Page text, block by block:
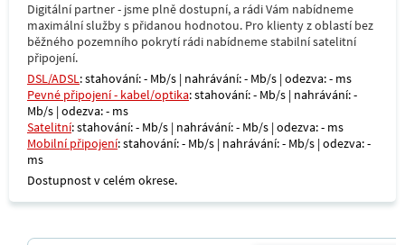
Digitální partner - jsme plně dostupní, a rádi Vám nabídneme
maximální služby s přidanou hodnotou. Pro klienty z oblastí bez
běžného pozemního pokrytí rádi nabídneme stabilní satelitní
připojení.
DSL/ADSL: stahování: - Mb/s | nahrávání: - Mb/s | odezva: - ms
Pevné připojení - kabel/optika: stahování: - Mb/s | nahrávání: -
Mb/s | odezva: - ms
Satelitní: stahování: - Mb/s | nahrávání: - Mb/s | odezva: - ms
Mobilní připojení: stahování: - Mb/s | nahrávání: - Mb/s | odezva: -
ms
Dostupnost v celém okrese.